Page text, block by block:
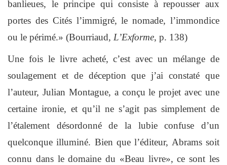
banlieues, le principe qui consiste à repousser aux
portes des Cités l’immigré, le nomade, l’immondice
ou le périmé.» (Bourriaud, L’Exforme, p. 138)
Une fois le livre acheté, c’est avec un mélange de
soulagement et de déception que j’ai constaté que
l’auteur, Julian Montague, a conçu le projet avec une
certaine ironie, et qu’il ne s’agit pas simplement de
l’étalement désordonné de la lubie confuse d’un
quelconque illuminé. Bien que l’éditeur, Abrams soit
connu dans le domaine du «Beau livre», ce sont les